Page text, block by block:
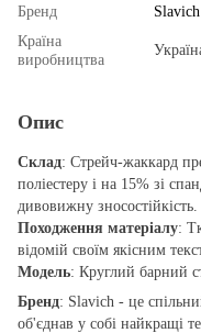
Бренд
Slavich
Країна
виробництва
Опис
Склад: Стрейч-жаккард
поліестеру і на 15% зі
дивовижну зносостійкість.
Походження матеріалу:
відомій своїм якісним
Модель: Круглий барний
Бренд: Slavich - це
об'єднав у собі найкращі